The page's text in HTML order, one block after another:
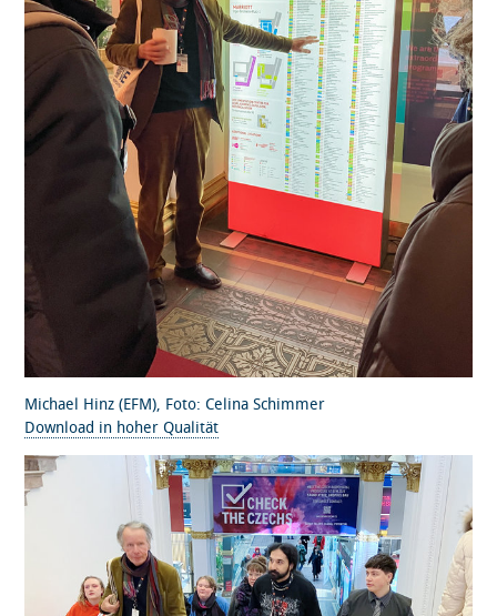
Michael Hinz (EFM), Foto: Celina Schimmer
Download in hoher Qualität